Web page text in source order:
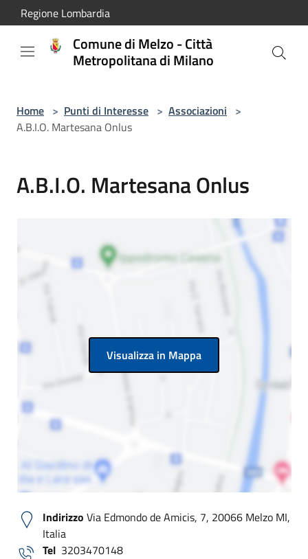
Salta al contenuto principale
Regione Lombardia
Comune di Melzo - Città
Metropolitana di Milano
Home > Punti di Interesse > Associazioni >
A.B.I.O. Martesana Onlus
A.B.I.O. Martesana Onlus
Visualizza in Mappa
Indirizzo Via Edmondo de Amicis, 7, 20066 Melzo MI,
Italia
Tel 3203470148